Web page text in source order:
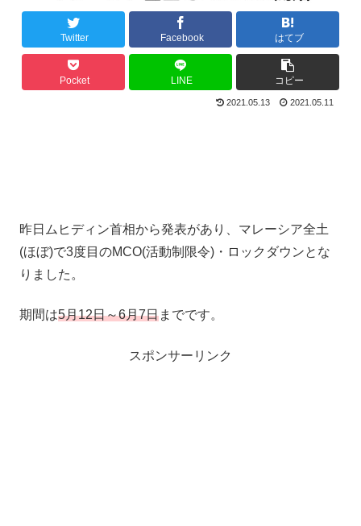
Twitter Facebook はてブ
Pocket LINE コピー
2021.05.13 2021.05.11
昨日ムヒディン首相から発表があり、マレーシア全土
(ほぼ)で3度目のMCO(活動制限令)・ロックダウンとな
りました。
期間は5月12日～6月7日までです。
スポンサーリンク